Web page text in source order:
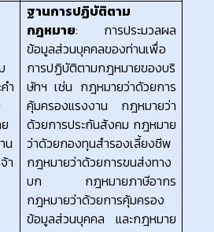
ำ
น
า
ฐานการปฏิบัติตาม
กฎหมาย: การประมวลผล
ข้อมูลส่วนบุคคลของท่านเพื่อ
การปฏิบัติตามกฎหมายของบริ
ษัทฯ เช่น กฎหมายว่าด้วยการ
คุ้มครองแรงงาน กฎหมายว่า
ด้วยการประกันสังคม กฎหมาย
ว่าด้วยกองทุนสำรองเลี้ยงชีพ
กฎหมายว่าด้วยการขนส่งทาง
บก กฎหมายภาษีอากร
กฎหมายว่าด้วยการคุ้มครอง
ข้อมูลส่วนบุคคล และกฎหมาย